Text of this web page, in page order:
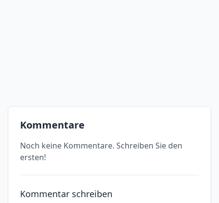
Kommentare
Noch keine Kommentare. Schreiben Sie den
ersten!
Kommentar schreiben